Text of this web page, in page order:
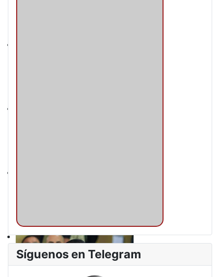
Síguenos en Telegram